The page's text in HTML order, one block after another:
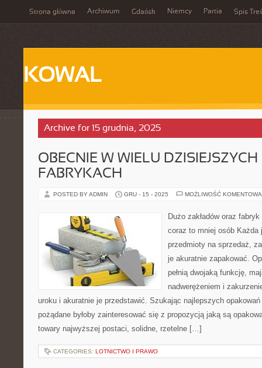
Strona główna Archiwum Gdańsk Niemcy Partia Spis
KOWAL
Archive for 15 grudnia, 2025
OBECNIE W WIELU
FABRYKACH
POSTED BY ADMIN GRU - 15 - 2025 MOŻLIWOŚĆ
Dużo zakładów oraz
coraz to mniej osób Każda
przedmioty na sprzedaż,
je akuratnie zapakować.
pełnią dwojaką funkcję,
nadwerężeniem i
uroku i akuratnie je przedstawić. Szukając najlepszych
pożądane byłoby zainteresować się z propozycją jaką są
towary najwyższej postaci, solidne, rzetelne […]
CATEGORIES: LOTNICTWO I PRAWO